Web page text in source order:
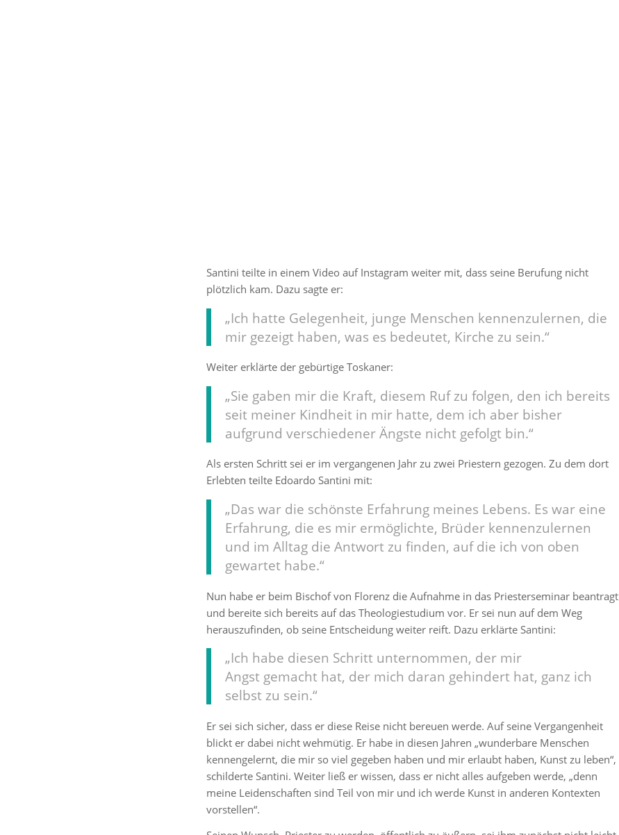
Santini teilte in einem Video auf Instagram weiter mit, dass seine Berufung nicht
plötzlich kam. Dazu sagte er:
„Ich hatte Gelegenheit, junge Menschen kennenzulernen, die
mir gezeigt haben, was es bedeutet, Kirche zu sein.“
Weiter erklärte der gebürtige Toskaner:
„Sie gaben mir die Kraft, diesem Ruf zu folgen, den ich bereits
seit meiner Kindheit in mir hatte, dem ich aber bisher
aufgrund verschiedener Ängste nicht gefolgt bin.“
Als ersten Schritt sei er im vergangenen Jahr zu zwei Priestern gezogen. Zu dem dort
Erlebten teilte Edoardo Santini mit:
„Das war die schönste Erfahrung meines Lebens. Es war eine
Erfahrung, die es mir ermöglichte, Brüder kennenzulernen
und im Alltag die Antwort zu finden, auf die ich von oben
gewartet habe.“
Nun habe er beim Bischof von Florenz die Aufnahme in das Priesterseminar beantragt
und bereite sich bereits auf das Theologiestudium vor. Er sei nun auf dem Weg
herauszufinden, ob seine Entscheidung weiter reift. Dazu erklärte Santini:
„Ich habe diesen Schritt unternommen, der mir
Angst gemacht hat, der mich daran gehindert hat, ganz ich
selbst zu sein.“
Er sei sich sicher, dass er diese Reise nicht bereuen werde. Auf seine Vergangenheit
blickt er dabei nicht wehmütig. Er habe in diesen Jahren „wunderbare Menschen
kennengelernt, die mir so viel gegeben haben und mir erlaubt haben, Kunst zu leben“,
schilderte Santini. Weiter ließ er wissen, dass er nicht alles aufgeben werde, „denn
meine Leidenschaften sind Teil von mir und ich werde Kunst in anderen Kontexten
vorstellen“.